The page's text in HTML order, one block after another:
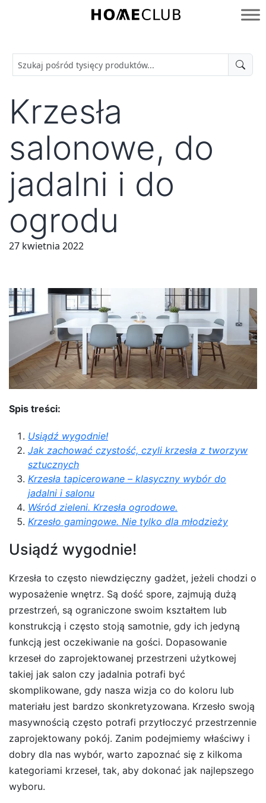
Homeclub
Krzesła
salonowe, do
jadalni i do
ogrodu
27 kwietnia 2022
Spis treści:
Usiądź wygodnie!
Jak zachować czystość, czyli krzesła z tworzyw
sztucznych
Krzesła tapicerowane – klasyczny wybór do
jadalni i salonu
Wśród zieleni. Krzesła ogrodowe.
Krzesło gamingowe. Nie tylko dla młodzieży
Usiądź wygodnie!
Krzesła to często niewdzięczny gadżet, jeżeli chodzi o
wyposażenie wnętrz. Są dość spore, zajmują dużą
przestrzeń, są ograniczone swoim kształtem lub
konstrukcją i często stoją samotnie, gdy ich jedyną
funkcją jest oczekiwanie na gości. Dopasowanie
krzeseł do zaprojektowanej przestrzeni użytkowej
takiej jak salon czy jadalnia potrafi być
skomplikowane, gdy nasza wizja co do koloru lub
materiału jest bardzo skonkretyzowana. Krzesło swoją
masywnością często potrafi przytłoczyć przestrzennie
zaprojektowany pokój. Zanim podejmiemy właściwy i
dobry dla nas wybór, warto zapoznać się z kilkoma
kategoriami krzeseł, tak, aby dokonać jak najlepszego
wyboru.